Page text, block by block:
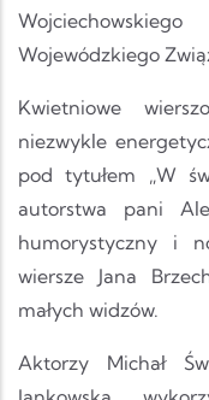
Wojewódzkiego
Kwietniowe
niezwykle
pod tytułem „W
autorstwa pani
humorystyczny i
wiersze Jana
małych widzów.
Aktorzy Michał